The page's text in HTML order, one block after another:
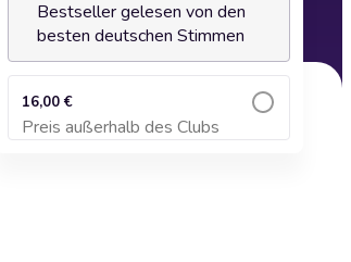
Bestseller gelesen von den
besten deutschen Stimmen
16,00 €
Preis außerhalb des Clubs
Zum Warenkorb hinzufügen